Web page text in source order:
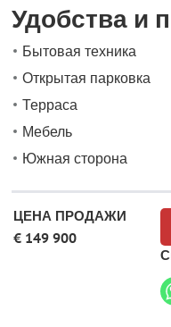
Удобства и
Бытовая техника
Открытая парковка
Терраса
Мебель
Южная сторона
ЦЕНА ПРОДАЖИ
€ 149 900